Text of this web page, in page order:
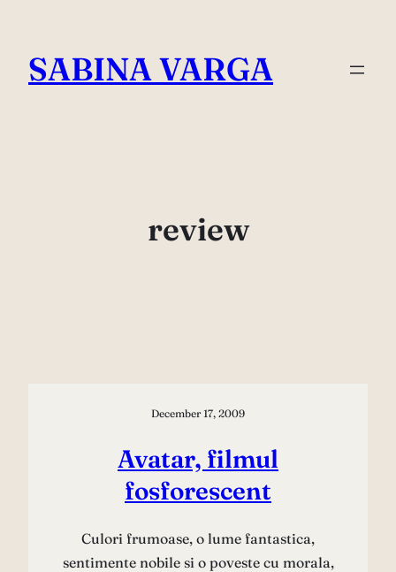
content
SABINA VARGA
review
December 17, 2009
Avatar, filmul
fosforescent
Culori frumoase, o lume fantastica,
sentimente nobile si o poveste cu morala,